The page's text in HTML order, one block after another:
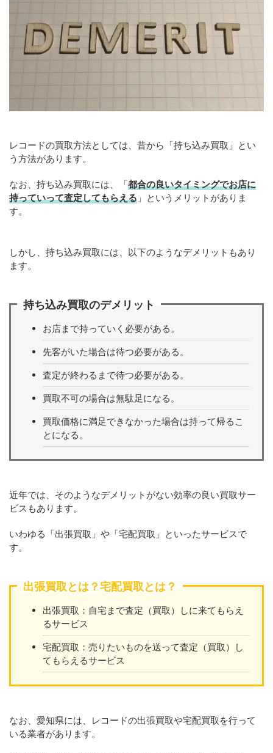
レコードの買取方法としては、昔から「持ち込み買取」とい
う方法があります。
なお、持ち込み買取には、「都合の良いタイミングでお店に
持っていって査定してもらえる 」というメリットがありま
す。
しかし、持ち込み買取には、以下のようなデメリットもあり
ます。
持ち込み買取のデメリット
お店まで持っていく必要がある。
先客がいた場合は待つ必要がある。
査定が終わるまで待つ必要がある。
買取不可の場合は無駄足になる。
買取価格に満足できなかった場合は持って帰るこ
とになる。
近年では、そのようなデメリットがない効率の良い買取サー
ビスもあります。
いわゆる「出張買取」や「宅配買取」といったサービスで
す。
出張買取とは？宅配買取とは？
出張買取：自宅まで査定（買取）しに来てもらえ
るサービス
宅配買取：売りたいものを送って査定（買取）し
てもらえるサービス
なお、愛知県には、レコードの出張買取や宅配買取を行って
いる業者があります。